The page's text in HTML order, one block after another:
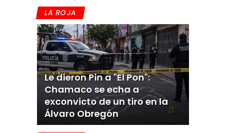
LA ROJA
Le dieron Pin a "El Pon":
Chamaco se echa a
exconvicto de un tiro en la
Álvaro Obregón